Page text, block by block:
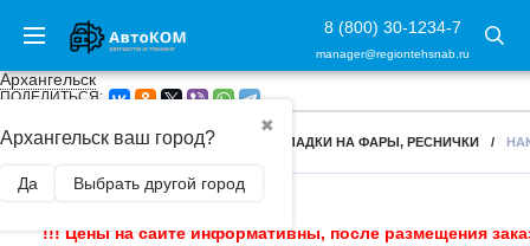
8 (800) 30-1234-7
manager@regiontehsnab.ru
Архангельск
✖
Архангельск ваш город?
Да Выбрать другой город
ПОДЕЛИТЬСЯ:
ГЛАВНАЯ / ВНЕШНИЙ ТЮНИНГ НАКЛАДКИ НА ФАРЫ, РЕСНИЧКИ /
!!! Цены на сайте информативны, после размещения